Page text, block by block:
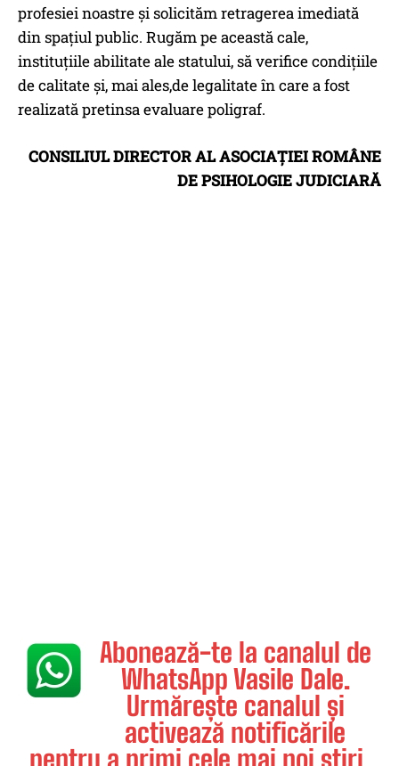
profesiei noastre şi solicităm retragerea imediată
din spațiul public. Rugăm pe această cale,
instituțiile abilitate ale statului, să verifice condițiile
de calitate și, mai ales,de legalitate în care a fost
realizată pretinsa evaluare poligraf.
CONSILIUL DIRECTOR AL ASOCIAŢIEI ROMÂNE
DE PSIHOLOGIE JUDICIARĂ
Abonează-te la canalul de
WhatsApp Vasile Dale.
Urmărește canalul și
activează notificările
pentru a primi cele mai noi știri.